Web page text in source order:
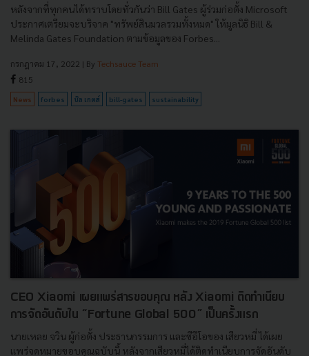
หลังจากที่ทุกคนได้ทราบโดยทั่วกันว่า Bill Gates ผู้ร่วมก่อตั้ง Microsoft
ประกาศเตรียมจะบริจาค "ทรัพย์สินมวลรวมทั้งหมด" ให้มูลนิธิ Bill &
Melinda Gates Foundation ตามข้อมูลของ Forbes...
กรกฎาคม 17, 2022 | By Techsauce Team
815
News forbes บิล เกตส์ bill-gates sustainability
CEO Xiaomi เผยแพร่สารขอบคุณ หลัง Xiaomi ติดทำเนียบ
การจัดอันดับใน “Fortune Global 500” เป็นครั้งแรก
นายเหลย จวิน ผู้ก่อตั้ง ประธานกรรมการ และซีอีโอของ เสียวหมี่ ได้เผย
แพร่จดหมายขอบคุณฉบับนี้ หลังจากเสียวหมี่ได้ติดทำเนียบการจัดอันดับ